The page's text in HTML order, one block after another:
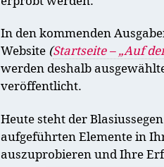
In den kommenden
Website (Startseite – „Auf
werden deshalb
veröffentlicht.
Heute steht der
aufgeführten Elemente in
auszuprobieren und Ihre